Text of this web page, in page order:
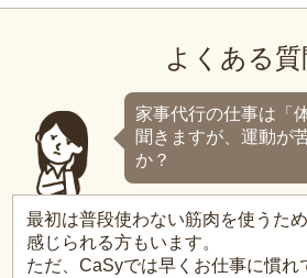
よくある質
家事代行の仕事は「
聞きますが、運動が
か？
最初は普段使わない筋肉を使うた
感じられる方もいます。
ただ、CaSyでは早くお仕事に慣れ